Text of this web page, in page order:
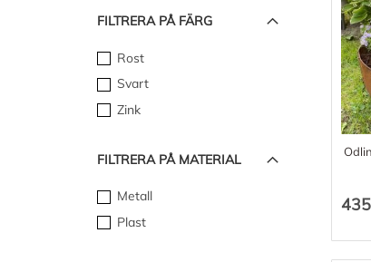
FILTRERA PÅ FÄRG
Rost
Svart
Zink
FILTRERA PÅ MATERIAL
Metall
Plast